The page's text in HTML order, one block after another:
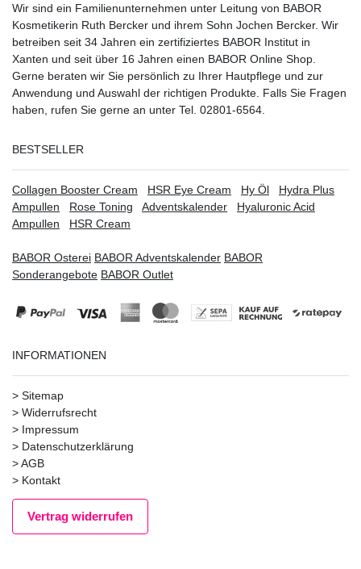
Wir sind ein Familienunternehmen unter Leitung von BABOR
Kosmetikerin Ruth Bercker und ihrem Sohn Jochen Bercker. Wir
betreiben seit 34 Jahren ein zertifiziertes BABOR Institut in
Xanten und seit über 16 Jahren einen BABOR Online Shop.
Gerne beraten wir Sie persönlich zu Ihrer Hautpflege und zur
Anwendung und Auswahl der richtigen Produkte. Falls Sie Fragen
haben, rufen Sie gerne an unter Tel. 02801-6564.
BESTSELLER
Collagen Booster Cream HSR Eye Cream Hy Öl
Hydra Plus
Ampullen
Rose Toning Adventskalender
Hyaluronic Acid
Ampullen
HSR Cream
BABOR Osterei BABOR Adventskalender BABOR
Sonderangebote BABOR Outlet
INFORMATIONEN
> Sitemap
> Widerrufsrecht
> Impressum
> Datenschutzerklärung
>AGB
> Kontakt
Vertrag widerrufen